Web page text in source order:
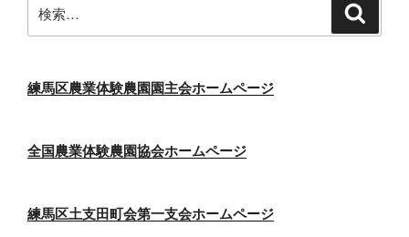
索:
練馬区農業体験農園園主会ホームページ
全国農業体験農園協会ホームページ
練馬区土支田町会第一支会ホームページ